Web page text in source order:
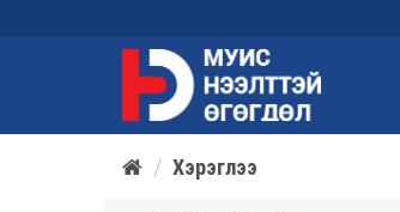
Хэрэглээ